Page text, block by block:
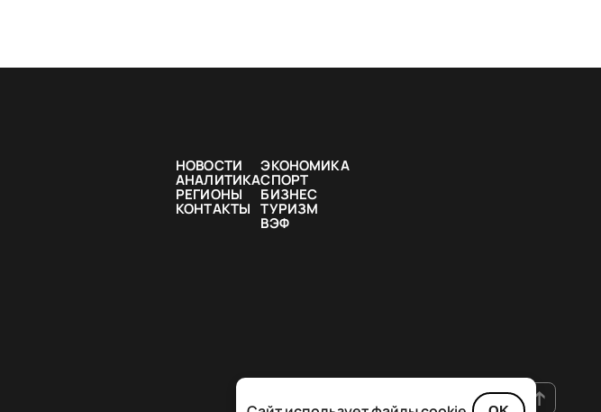
НОВОСТИ
АНАЛИТИКА
РЕГИОНЫ
КОНТАКТЫ
ЭКОНОМИКА
СПОРТ
БИЗНЕС
ТУРИЗМ
ВЭФ